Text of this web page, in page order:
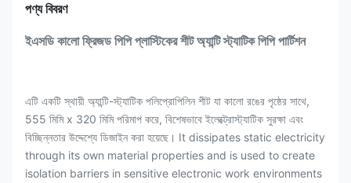
পণ্য বিবরণ
ইএসডি কালো ফ্রিজড পিপি প্লাস্টিকের শীট অ্যান্টি স্ট্যাটিক পিপি পার্টিশন
এটি একটি স্থায়ী অ্যান্টি-স্ট্যাটিক পলিপ্রোপিলিন শীট যা কালো রঙের পৃষ্ঠের সাথে,
555 মিমি x 320 মিমি পরিমাপ করে, বিশেষভাবে ইলেক্ট্রোস্ট্যাটিক সুরক্ষা এবং
বিচ্ছিন্নতার উদ্দেশ্যে ডিজাইন করা হয়েছে। It dissipates static electricity
through its own material properties and is used to create
isolation barriers in sensitive electronic work environments